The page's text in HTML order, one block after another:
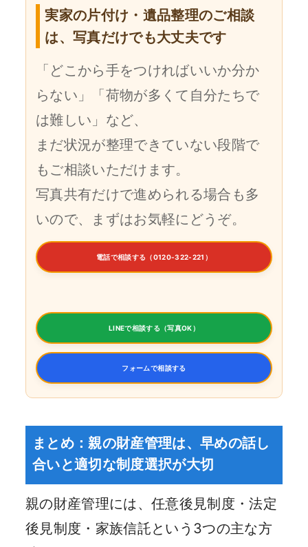
実家の片付け・遺品整理のご相談
は、写真だけでも大丈夫です
「どこから手をつければいいか分か
らない」「荷物が多くて自分たちで
は難しい」など、
まだ状況が整理できていない段階で
もご相談いただけます。
写真共有だけで進められる場合も多
いので、まずはお気軽にどうぞ。
電話で相談する（0120-322-221）
LINEで相談する（写真OK）
フォームで相談する
まとめ：親の財産管理は、早めの話し
合いと適切な制度選択が大切
親の財産管理には、任意後見制度・法定
後見制度・家族信託という3つの主な方